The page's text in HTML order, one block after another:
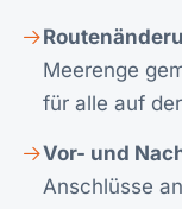
Meerenge
für alle auf
Vor- und
Anschlüsse